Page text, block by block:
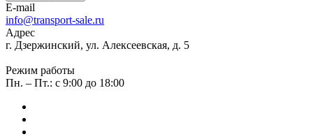
E-mail
info@transport-sale.ru
Адрес
г. Дзержинский, ул. Алексеевская, д. 5
Режим работы
Пн. – Пт.: с 9:00 до 18:00